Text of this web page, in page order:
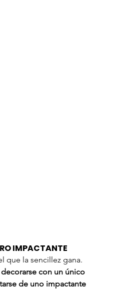
IMPACTANTE
que la sencillez gana.
con un único
de uno impactante